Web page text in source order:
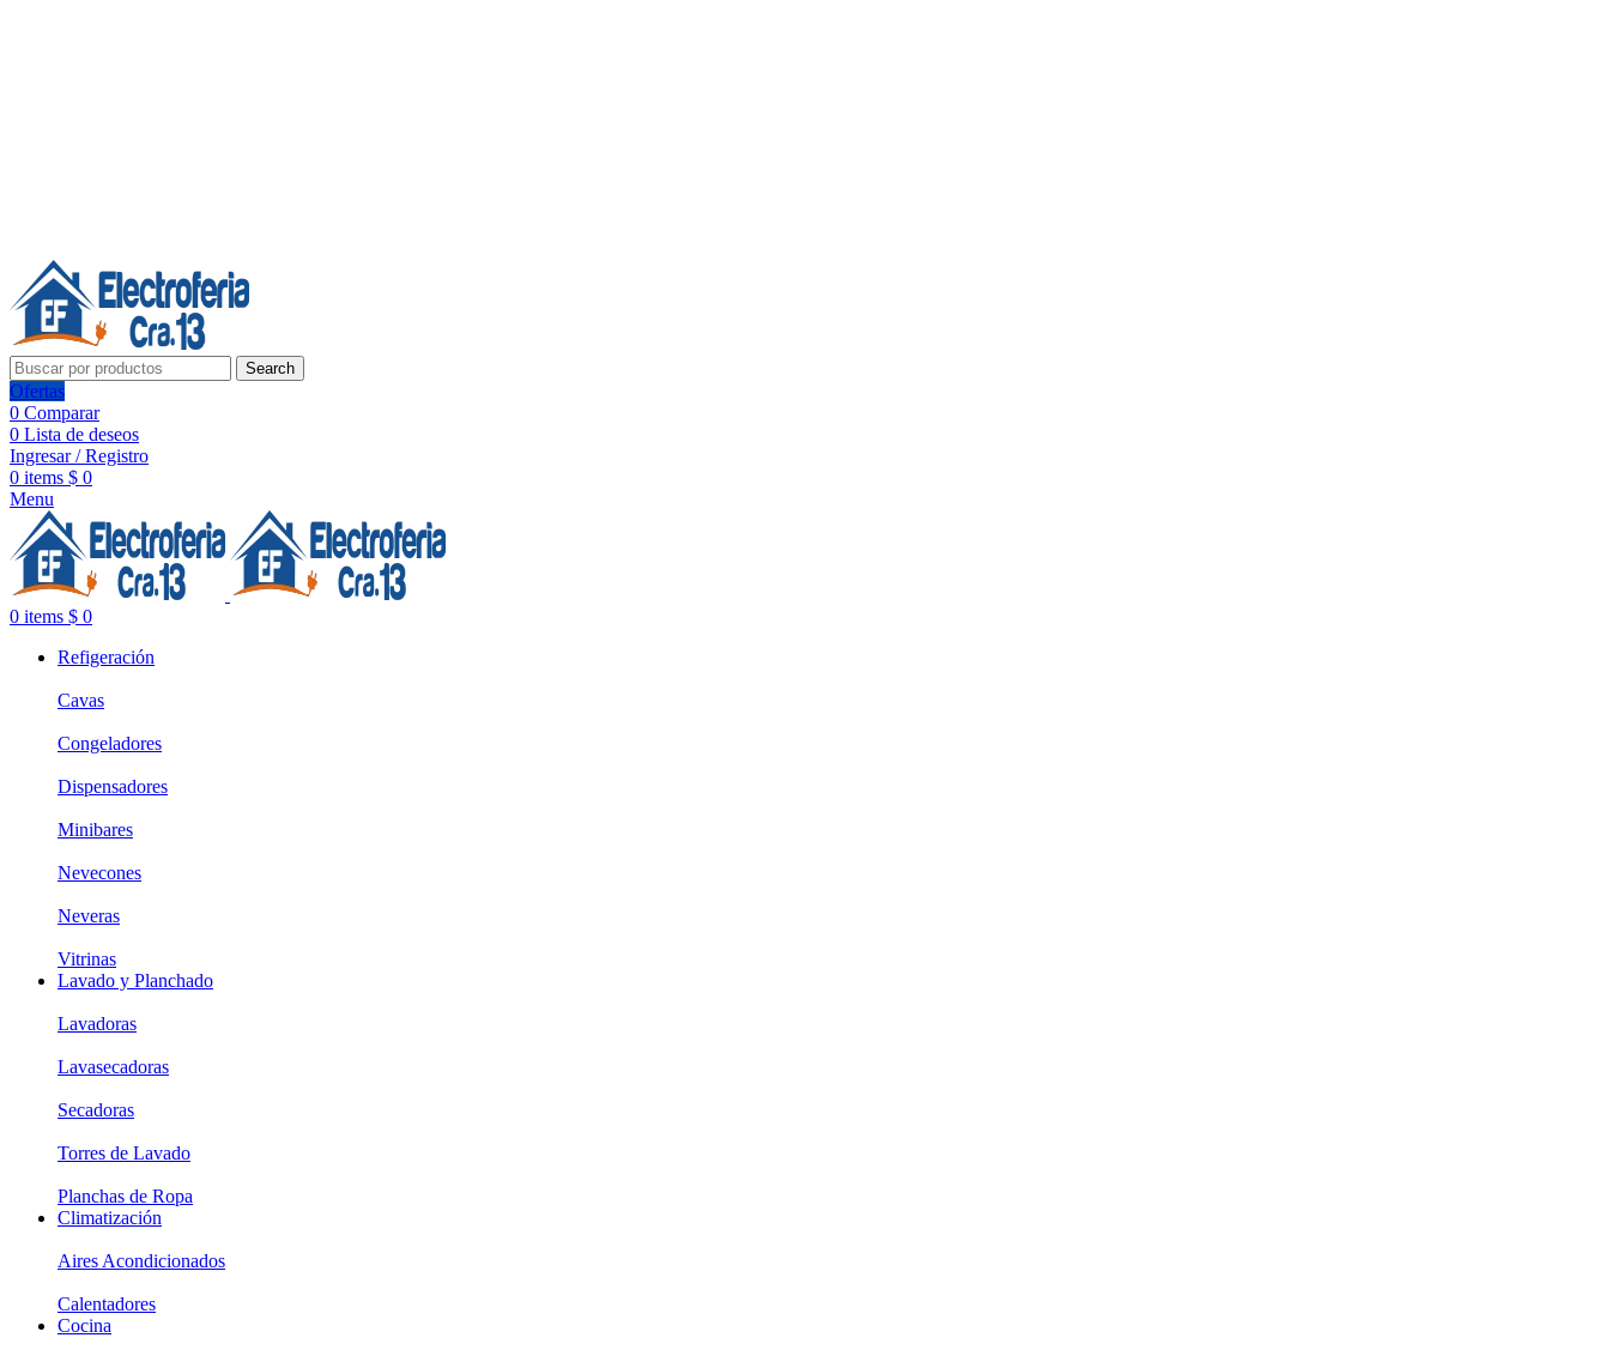
Search
Ofertas
0 Comparar
0 Lista de deseos
Ingresar / Registro
0 items $ 0
Menu
0 items $ 0
Refigeración
Cavas
Congeladores
Dispensadores
Minibares
Nevecones
Neveras
Vitrinas
Lavado y Planchado
Lavadoras
Lavasecadoras
Secadoras
Torres de Lavado
Planchas de Ropa
Climatización
Aires Acondicionados
Calentadores
Cocina